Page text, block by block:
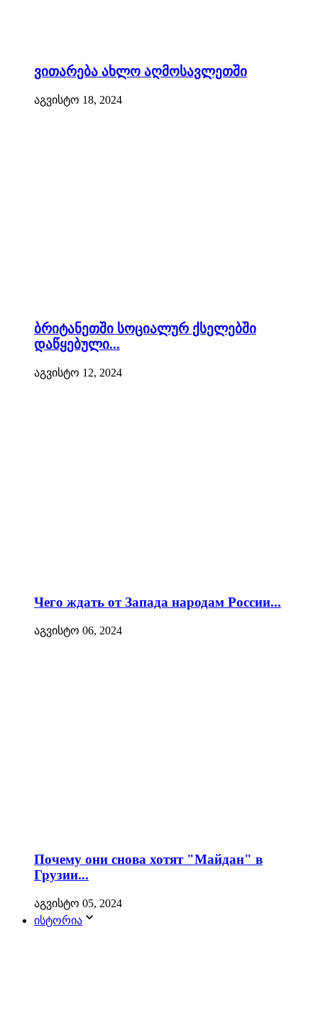
ვითარება ახლო აღმოსავლეთში
აგვისტო 18, 2024
ბრიტანეთში სოციალურ ქსელებში
დაწყებული...
აგვისტო 12, 2024
Чего ждать от Запада народам России...
აგვისტო 06, 2024
Почему они снова хотят "Майдан" в
Грузии...
აგვისტო 05, 2024
ისტორია